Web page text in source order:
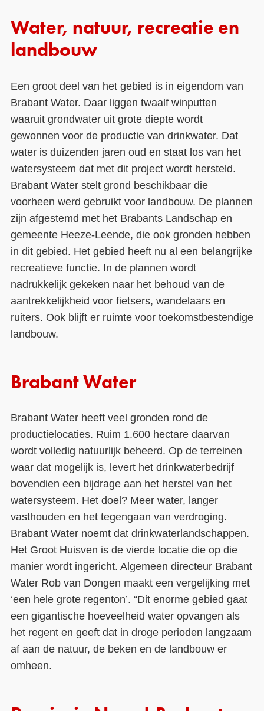
Water, natuur, recreatie en
landbouw
Een groot deel van het gebied is in eigendom van
Brabant Water. Daar liggen twaalf winputten
waaruit grondwater uit grote diepte wordt
gewonnen voor de productie van drinkwater. Dat
water is duizenden jaren oud en staat los van het
watersysteem dat met dit project wordt hersteld.
Brabant Water stelt grond beschikbaar die
voorheen werd gebruikt voor landbouw. De plannen
zijn afgestemd met het Brabants Landschap en
gemeente Heeze-Leende, die ook gronden hebben
in dit gebied. Het gebied heeft nu al een belangrijke
recreatieve functie. In de plannen wordt
nadrukkelijk gekeken naar het behoud van de
aantrekkelijkheid voor fietsers, wandelaars en
ruiters. Ook blijft er ruimte voor toekomstbestendige
landbouw.
Brabant Water
Brabant Water heeft veel gronden rond de
productielocaties. Ruim 1.600 hectare daarvan
wordt volledig natuurlijk beheerd. Op de terreinen
waar dat mogelijk is, levert het drinkwaterbedrijf
bovendien een bijdrage aan het herstel van het
watersysteem. Het doel? Meer water, langer
vasthouden en het tegengaan van verdroging.
Brabant Water noemt dat drinkwaterlandschappen.
Het Groot Huisven is de vierde locatie die op die
manier wordt ingericht. Algemeen directeur Brabant
Water Rob van Dongen maakt een vergelijking met
‘een hele grote regenton’. “Dit enorme gebied gaat
een gigantische hoeveelheid water opvangen als
het regent en geeft dat in droge perioden langzaam
af aan de natuur, de beken en de landbouw er
omheen.